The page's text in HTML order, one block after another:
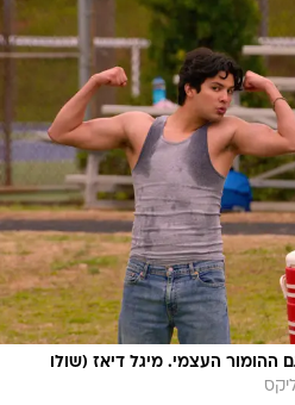
העצמי. מיגל דיאז (שולו